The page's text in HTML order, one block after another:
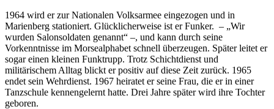
1964 wird er zur Nationalen Volksarmee eingezogen und in
Marienberg stationiert. Glücklicherweise ist er Funker. – „Wir
wurden Salonsoldaten genannt“ –, und kann durch seine
Vorkenntnisse im Morsealphabet schnell überzeugen. Später leitet er
sogar einen kleinen Funktrupp. Trotz Schichtdienst und
militärischem Alltag blickt er positiv auf diese Zeit zurück. 1965
endet sein Wehrdienst. 1967 heiratet er seine Frau, die er in einer
Tanzschule kennengelernt hatte. Drei Jahre später wird ihre Tochter
geboren.